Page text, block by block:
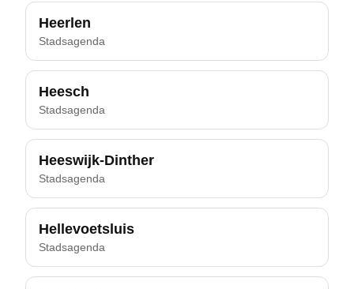
Heerlen
Stadsagenda
Heesch
Stadsagenda
Heeswijk-Dinther
Stadsagenda
Hellevoetsluis
Stadsagenda